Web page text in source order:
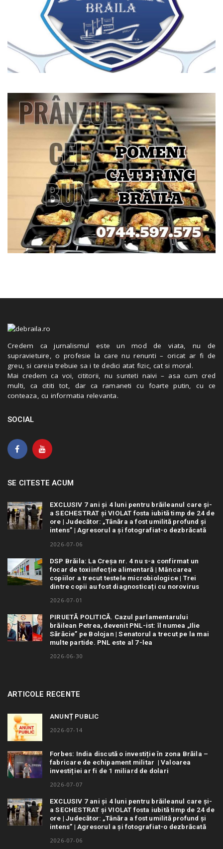
Credem ca jurnalismul este un mod de viata, nu de
supravietuire, o profesie la care nu renunti – oricat ar fi de
greu, si careia trebuie sa i te dedici atat fizic, cat si moral.
Mai credem ca voi, cititorii, nu sunteti naivi – asa cum cred
multi, ca cititi tot, dar ca ramaneti cu foarte putin, cu ce
conteaza, cu informatia relevanta.
SOCIAL
SE CITESTE ACUM
EXCLUSIV 7 ani și 4 luni pentru brăileanul care și-
a SECHESTRAT și VIOLAT fosta iubită timp de 24 de
ore | Judecător: „Tânăra a fost umilită profund și
intens” | Agresorul a și fotografiat-o dezbrăcată
2026-07-06
DSP Brăila: La Creșa nr. 4 nu s-a confirmat un
focar de toxiinfecție alimentară | Mâncarea
copiilor a trecut testele microbiologice | Trei
dintre copii au fost diagnosticați cu norovirus
2026-07-01
PIRUETĂ POLITICĂ. Cazul parlamentarului
brăilean Petrea, devenit PNL-ist: îl numea „Ilie
Sărăcie” pe Bolojan | Senatorul a trecut pe la mai
multe partide. PNL este al 7-lea
2026-06-30
ARTICOLE RECENTE
ANUNȚ PUBLIC
2026-07-14
Forbes: India discută o investiție în zona Brăila –
fabricare de echipament militar | Valoarea
investiției ar fi de 1 miliard de dolari
2026-07-07
EXCLUSIV 7 ani și 4 luni pentru brăileanul care și-
a SECHESTRAT și VIOLAT fosta iubită timp de 24 de
ore | Judecător: „Tânăra a fost umilită profund și
intens” | Agresorul a și fotografiat-o dezbrăcată
2026-07-06